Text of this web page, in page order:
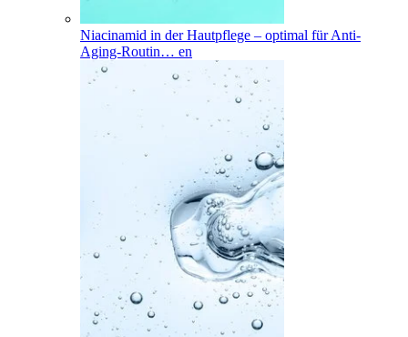
Niacinamid in der Hautpflege – optimal für Anti-
Aging-Routin… en